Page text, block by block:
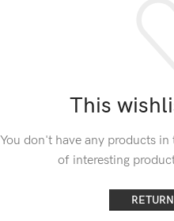
This
You don't have any products in
of interesting